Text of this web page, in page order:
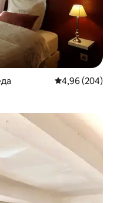
Середня
4,96 (204)